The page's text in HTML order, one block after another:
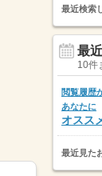
最近検索
最
10件
閲覧履歴
あなたに
オスス
最近見た